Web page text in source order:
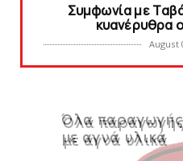
Συμφωνία με
κυανέρυθρα
August
August